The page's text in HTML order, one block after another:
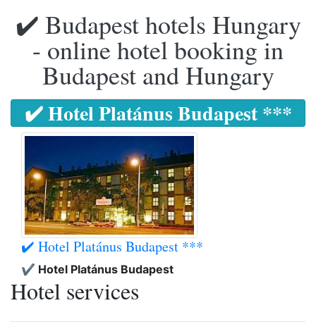
✔️ Budapest hotels Hungary
- online hotel booking in
Budapest and Hungary
✔️ Hotel Platánus Budapest ***
✔️ Hotel Platánus Budapest ***
✔️ Hotel Platánus Budapest
Hotel services